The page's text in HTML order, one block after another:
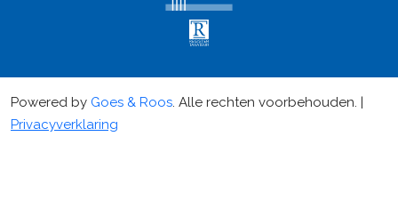
Powered by Goes & Roos. Alle rechten voorbehouden. |
Privacyverklaring